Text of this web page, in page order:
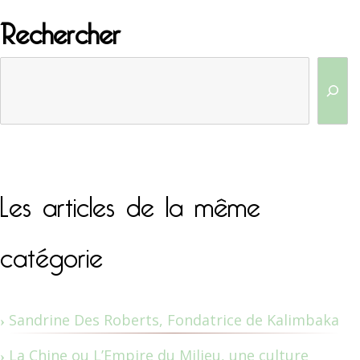
Rechercher
Les articles de la même
catégorie
Sandrine Des Roberts, Fondatrice de Kalimbaka
La Chine ou L’Empire du Milieu, une culture